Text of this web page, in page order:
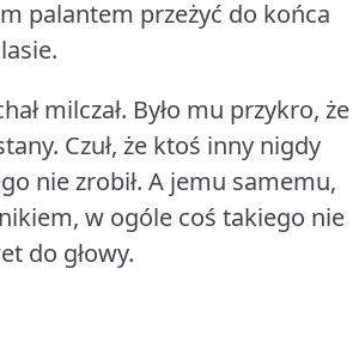
palantem przeżyć do końca
milczał. Było mu przykro, że
Czuł, że ktoś inny nigdy
nie zrobił. A jemu samemu,
w ogóle coś takiego nie
do głowy.